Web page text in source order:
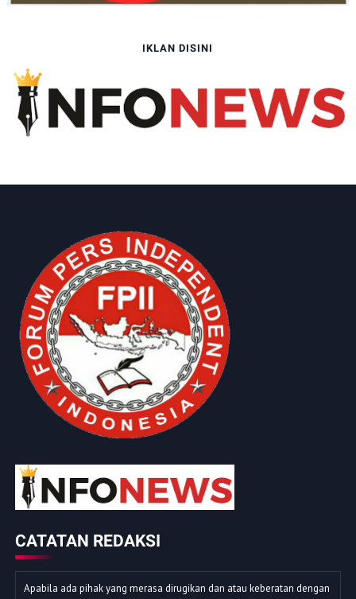
IKLAN DISINI
CATATAN REDAKSI
Apabila ada pihak yang merasa dirugikan dan atau keberatan dengan